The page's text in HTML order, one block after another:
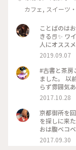
カフェ, スイーツ
ことばのは
きる📕✨ ワ
2019.09.07
#古書と茶房ことばのはおと
ました。 以
らず雰囲気
き、例のに
と少しお話
店を出ると
してくれま
越してます
2017.10.28
京都御所を
を探しに来
おは腹ベコ
たまたま入
カフェ⭐️スタ
2017.09.30